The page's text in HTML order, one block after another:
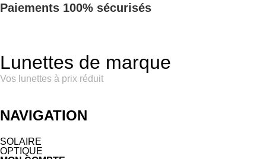
Paiements 100% sécurisés
Lunettes de marque
Vos lunettes à prix réduit
NAVIGATION
SOLAIRE
OPTIQUE